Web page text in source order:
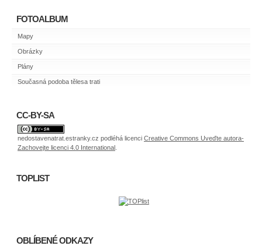
FOTOALBUM
Mapy
Obrázky
Plány
Současná podoba tělesa trati
CC-BY-SA
nedostavenatrat.estranky.cz podléhá licenci Creative Commons Uveďte autora-
Zachovejte licenci 4.0 International
TOPLIST
OBLÍBENÉ ODKAZY